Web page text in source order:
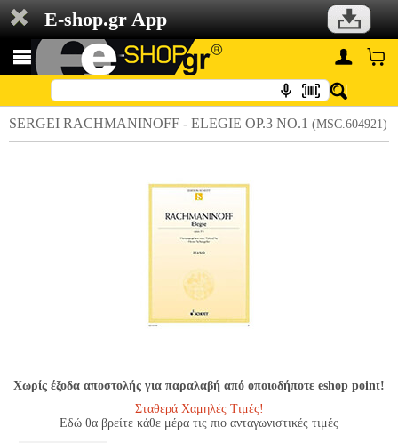
E-shop.gr App
SERGEI RACHMANINOFF - ELEGIE OP.3 NO.1 (MSC.604921)
Χωρίς έξοδα αποστολής για παραλαβή από οποιοδήποτε eshop point!
Σταθερά Χαμηλές Τιμές!
Εδώ θα βρείτε κάθε μέρα τις πιο ανταγωνιστικές τιμές